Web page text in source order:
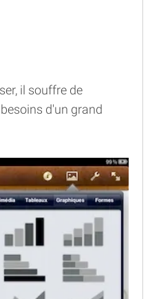
il souffre de
d'un grand